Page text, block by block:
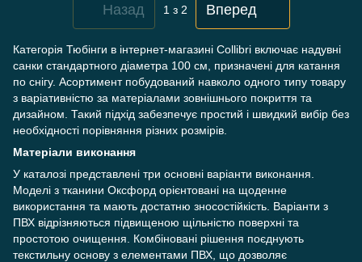
Назад 1 з 2 Вперед
Категорія Тюбінги в інтернет-магазині Collibri включає надувні
санки стандартного діаметра 100 см, призначені для катання
по снігу. Асортимент побудований навколо одного типу товару
з варіативністю за матеріалами зовнішнього покриття та
дизайном. Такий підхід забезпечує простий і швидкий вибір без
необхідності порівняння різних розмірів.
Матеріали виконання
У каталозі представлені три основні варіанти виконання.
Моделі з тканини Оксфорд орієнтовані на щоденне
використання та мають достатню зносостійкість. Варіанти з
ПВХ відрізняються підвищеною щільністю поверхні та
простотою очищення. Комбіновані рішення поєднують
текстильну основу з елементами ПВХ, що дозволяє